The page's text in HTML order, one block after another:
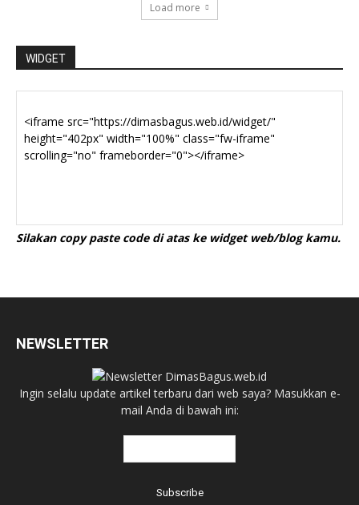
Load more
WIDGET
Silakan copy paste code di atas ke widget web/blog kamu.
NEWSLETTER
Ingin selalu update artikel terbaru dari web saya? Masukkan e-
mail Anda di bawah ini: